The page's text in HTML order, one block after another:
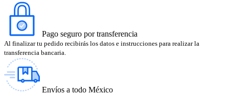
Pago seguro por transferencia
Al finalizar tu pedido recibirás los datos e instrucciones para realizar la
transferencia bancaria.
Envíos a todo México